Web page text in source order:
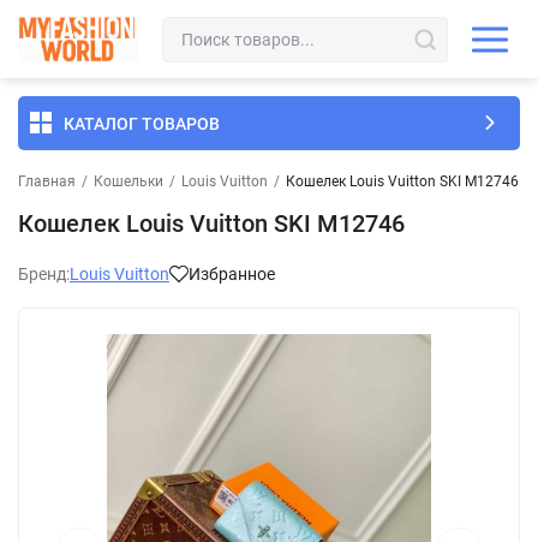
КАТАЛОГ ТОВАРОВ
Главная / Кошельки / Louis Vuitton / Кошелек Louis Vuitton SKI M12746
Кошелек Louis Vuitton SKI M12746
Бренд:Louis Vuitton Избранное